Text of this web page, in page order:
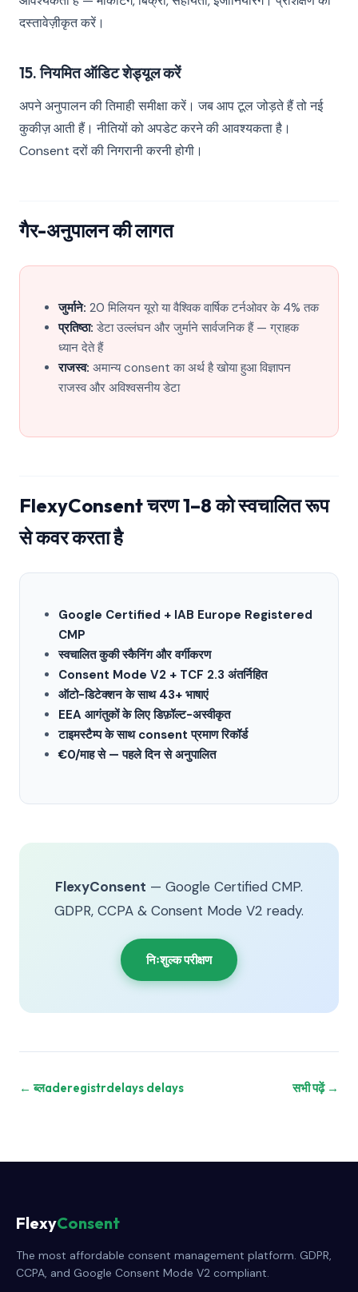
दस्तावेज़ीकृत करें।
15. नियमित ऑडिट शेड्यूल करें
अपने अनुपालन की तिमाही समीक्षा करें। जब आप टूल जोड़ते हैं तो नई
कुकीज़ आती हैं। नीतियों को अपडेट करने की आवश्यकता है।
Consent दरों की निगरानी करनी होगी।
गैर-अनुपालन की लागत
जुर्माने: 20 मिलियन यूरो या वैश्विक वार्षिक टर्नओवर के 4% तक
प्रतिष्ठा: डेटा उल्लंघन और जुर्माने सार्वजनिक हैं — ग्राहक
ध्यान देते हैं
राजस्व: अमान्य consent का अर्थ है खोया हुआ विज्ञापन
राजस्व और अविश्वसनीय डेटा
FlexyConsent चरण 1–8 को स्वचालित रूप
से कवर करता है
Google Certified + IAB Europe Registered
CMP
स्वचालित कुकी स्कैनिंग और वर्गीकरण
Consent Mode V2 + TCF 2.3 अंतर्निहित
ऑटो-डिटेक्शन के साथ 43+ भाषाएं
EEA आगंतुकों के लिए डिफ़ॉल्ट-अस्वीकृत
टाइमस्टैम्प के साथ consent प्रमाण रिकॉर्ड
€0/माह से — पहले दिन से अनुपालित
FlexyConsent — Google Certified CMP.
GDPR, CCPA & Consent Mode V2 ready.
निःशुल्क परीक्षण
← ब्लaderegistrdelays delays सभी पढ़ें →
FlexyConsent
The most affordable consent management platform. GDPR,
CCPA, and Google Consent Mode V2 compliant.